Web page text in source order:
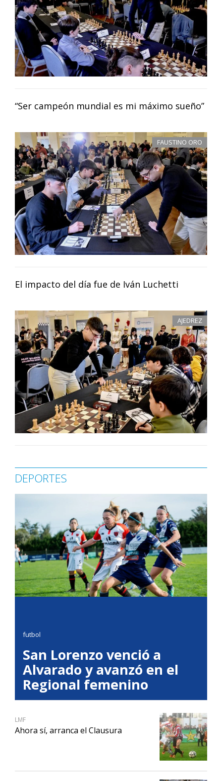
“Ser campeón mundial es mi máximo sueño”
FAUSTINO ORO
El impacto del día fue de Iván Luchetti
AJEDREZ
DEPORTES
futbol
San Lorenzo venció a
Alvarado y avanzó en el
Regional femenino
LMF
Ahora sí, arranca el Clausura